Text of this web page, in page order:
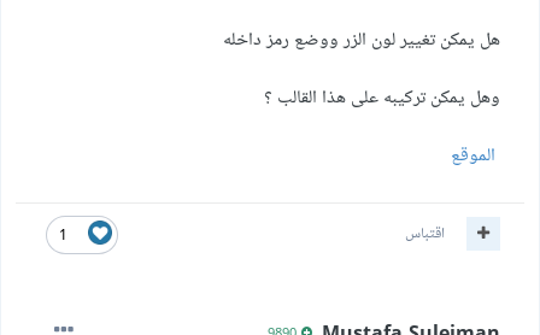
هل يمكن تغيير لون الزر ووضع رمز داخله
وهل يمكن تركيبه على هذا القالب ؟
الموقع
1 اقتباس